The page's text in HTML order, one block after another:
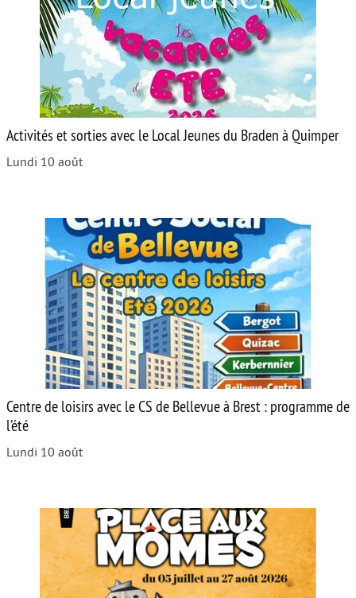
Activités et sorties avec le Local Jeunes du Braden à Quimper
Lundi 10 août
Centre de loisirs avec le CS de Bellevue à Brest : programme de
l’été
Lundi 10 août